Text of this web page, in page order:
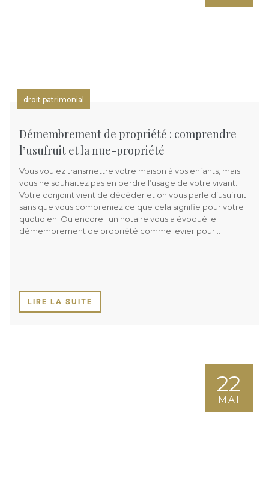
droit patrimonial
Démembrement de propriété : comprendre
l’usufruit et la nue-propriété
Vous voulez transmettre votre maison à vos enfants, mais
vous ne souhaitez pas en perdre l’usage de votre vivant.
Votre conjoint vient de décéder et on vous parle d’usufruit
sans que vous compreniez ce que cela signifie pour votre
quotidien. Ou encore : un notaire vous a évoqué le
démembrement de propriété comme levier pour…
LIRE LA SUITE
22
MAI